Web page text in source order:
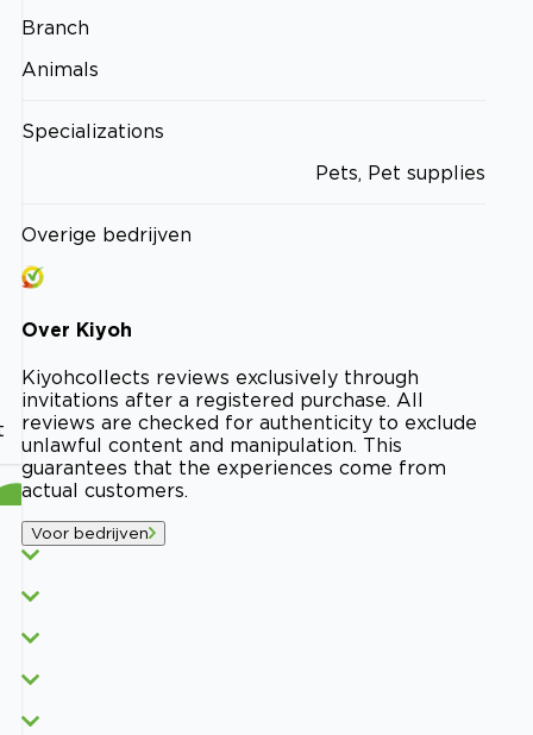
Branch
Animals
Specializations
Pets, Pet supplies
Overige bedrijven
Over Kiyoh
Kiyohcollects reviews exclusively through
invitations after a registered purchase. All
reviews are checked for authenticity to exclude
unlawful content and manipulation. This
guarantees that the experiences come from
actual customers.
Voor bedrijven